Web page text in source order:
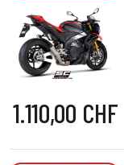
1.110,00 CHF